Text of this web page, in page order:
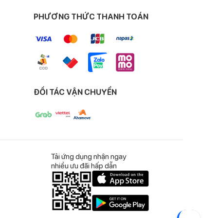
đông và mát
bé.
nằm hoặc có thể
PHƯƠNG THỨC THANH TOÁN
ĐỐI TÁC VẬN CHUYỂN
Tải ứng dụng nhận ngay
nhiều ưu đãi hấp dẫn